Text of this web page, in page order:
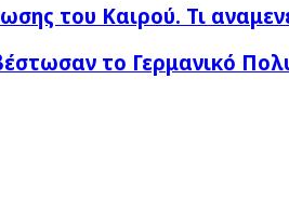
του Καιρού. Τι
το Γερμανικό